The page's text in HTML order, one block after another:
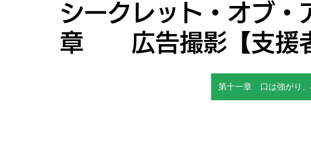
シークレット・オブ・
章 広告撮影【支援者
第十一章 口は強がり、